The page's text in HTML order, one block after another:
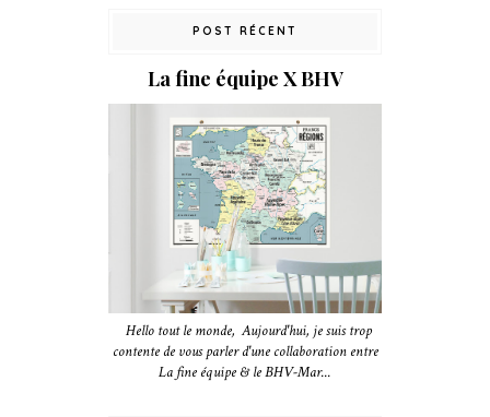
POST RÉCENT
La fine équipe X BHV
Hello tout le monde, Aujourd'hui, je suis trop
contente de vous parler d'une collaboration entre
La fine équipe & le BHV-Mar...